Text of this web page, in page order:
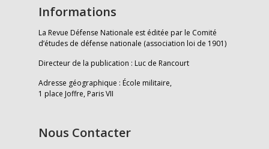
Informations
La Revue Défense Nationale est éditée par le Comité
d’études de défense nationale (association loi de 1901)
Directeur de la publication : Luc de Rancourt
Adresse géographique : École militaire,
1 place Joffre, Paris VII
Nous Contacter